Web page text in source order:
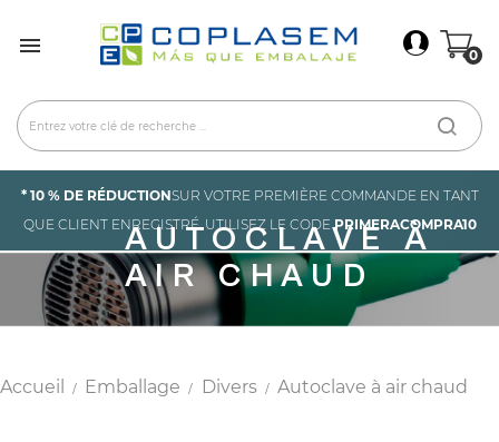
 0
* 10 % DE RÉDUCTIONSUR VOTRE PREMIÈRE COMMANDE EN TANT
QUE CLIENT ENREGISTRÉ. UTILISEZ LE CODEPRIMERACOMPRA10
AUTOCLAVE À
AIR CHAUD
Accueil Emballage Divers Autoclave à air chaud
Connexion ×
Annuler Connexion